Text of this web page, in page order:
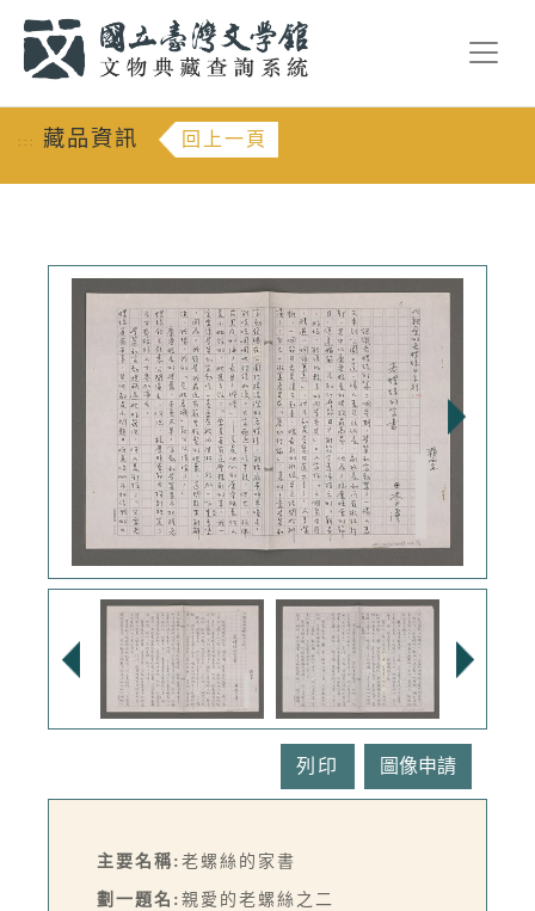
::: 藏品資訊 回上一頁
列印
主要名稱: 老螺絲的家書
劃一題名: 親愛的老螺絲之二